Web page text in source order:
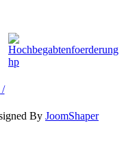
/
By JoomShaper